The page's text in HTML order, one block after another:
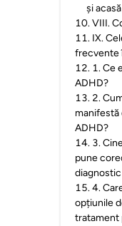
și acasă
10.VIII.
11. IX.
frecvente
12. 1. Ce
ADHD?
13. 2.
manifestă
ADHD?
14. 3.
pune
15.4.
opțiunile
tratament